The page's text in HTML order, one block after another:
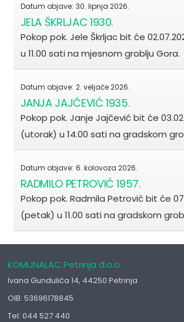
Datum objave: 30. lipnja 2026.
JELA ŠKRLJAC 1930.
Pokop pok. Jele Škrljac bit će
u 11.00 sati na mjesnom groblju Gora.
Datum objave: 2. veljače 2026.
JANJA JAJČEVIĆ 1935.
Pokop pok. Janje Jajčević bit će
(utorak) u 14.00 sati na gradskom
Datum objave: 6. kolovoza 2026.
RADMILO PETROVIĆ 1957.
Pokop pok. Radmila Petrović bit će
(petak) u 11.00 sati na gradskom
KOMUNALAC Petrinja d.o.o.
Ivana Gundulića 14, 44250 Petrinja
OIB: 53696178845
Tel: 044 527 440